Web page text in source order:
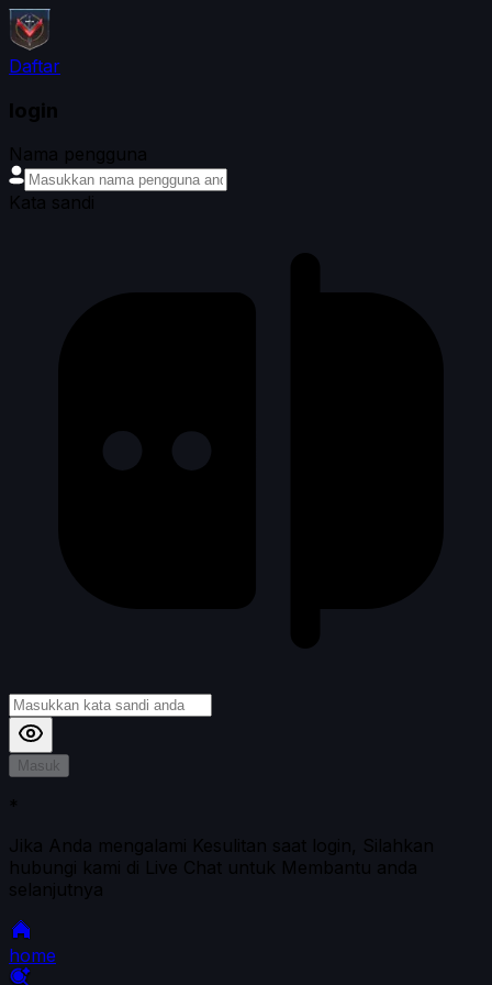
Daftar
login
Nama pengguna
Kata sandi
Masuk
*
Jika Anda mengalami Kesulitan saat login, Silahkan
hubungi kami di Live Chat untuk Membantu anda
selanjutnya
home